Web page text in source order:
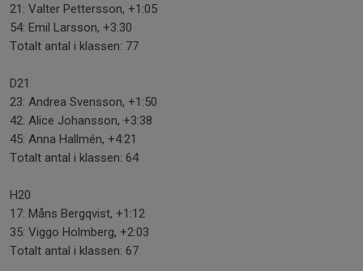
21: Valter Pettersson, +1:05
54: Emil Larsson, +3:30
Totalt antal i klassen: 77
D21
23: Andrea Svensson, +1:50
42: Alice Johansson, +3:38
45: Anna Hallmén, +4:21
Totalt antal i klassen: 64
H20
17: Måns Bergqvist, +1:12
35: Viggo Holmberg, +2:03
Totalt antal i klassen: 67